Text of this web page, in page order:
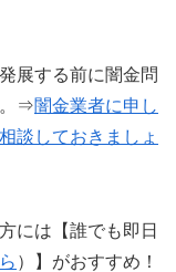
展する前に闇金問
。⇒闇金業者に申し
談しておきましょ
には【誰でも即日
）】がおすすめ！